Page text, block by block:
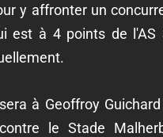
y affronter un
est à 4 points de l'AS
à Geoffroy
le Stade